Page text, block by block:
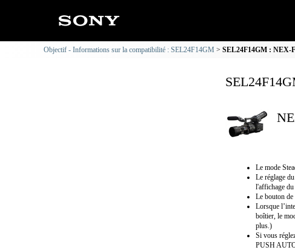
Objectif - Informations sur la compatibilité : SEL24F14GM SEL24F14GM : NEX-
Le mode
Le réglage
l'affichage
Le bouton
Lorsque
boîtier, le
plus.)
Si vous
PUSH